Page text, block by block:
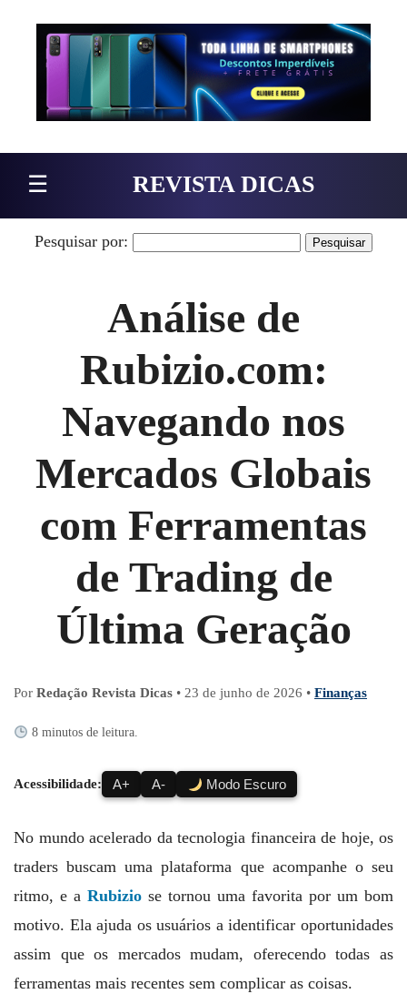
Pular para o conteúdo
☰ REVISTA DICAS
Pesquisar por:
Análise de
Rubizio.com:
Navegando nos
Mercados Globais
com Ferramentas
de Trading de
Última Geração
Por Redação Revista Dicas • 23 de junho de 2026 • Finanças
8 minutos de leitura.
Acessibilidade: A+ A- Modo Escuro
No mundo acelerado da tecnologia financeira de hoje, os
traders buscam uma plataforma que acompanhe o seu
ritmo, e a Rubizio se tornou uma favorita por um bom
motivo. Ela ajuda os usuários a identificar oportunidades
assim que os mercados mudam, oferecendo todas as
ferramentas mais recentes sem complicar as coisas.